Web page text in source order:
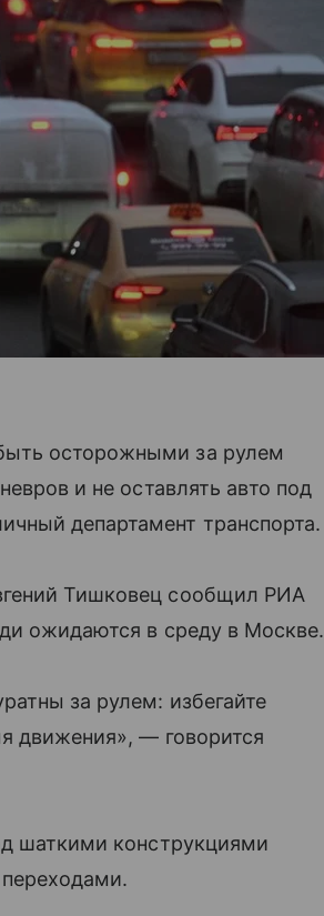
осторожными за рулем
и не оставлять авто под
департамент транспорта.
Тишковец сообщил РИА
ожидаются в среду в Москве.
за рулем: избегайте
движения», — говорится
шаткими конструкциями